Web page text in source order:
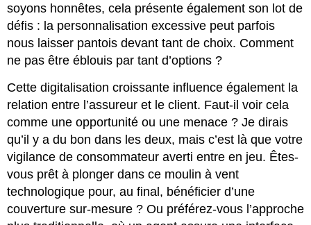
soyons honnêtes, cela présente également son lot de
défis : la personnalisation excessive peut parfois
nous laisser pantois devant tant de choix. Comment
ne pas être éblouis par tant d’options ?
Cette digitalisation croissante influence également la
relation entre l’assureur et le client. Faut-il voir cela
comme une opportunité ou une menace ? Je dirais
qu’il y a du bon dans les deux, mais c’est là que votre
vigilance de consommateur averti entre en jeu. Êtes-
vous prêt à plonger dans ce moulin à vent
technologique pour, au final, bénéficier d’une
couverture sur-mesure ? Ou préférez-vous l’approche